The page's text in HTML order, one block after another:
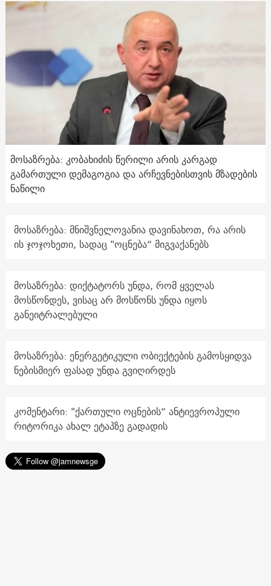
მოსაზრება: კობახიძის წერილი არის კარგად
გამართული დემაგოგია და არჩევნებისთვის მზადების
ნაწილი
მოსაზრება: მნიშვნელოვანია დავინახოთ, რა არის
ის ჯოჯოხეთი, სადაც "ოცნება“ მიგვაქანებს
მოსაზრება: დიქტატორს უნდა, რომ ყველას
მოსწონდეს, ვისაც არ მოსწონს უნდა იყოს
განეიტრალებული
მოსაზრება: ენერგეტიკული ობიექტების გამოსყიდვა
ნებისმიერ ფასად უნდა გვიღირდეს
კომენტარი: "ქართული ოცნების“ ანტიევროპული
რიტორიკა ახალ ეტაპზე გადადის